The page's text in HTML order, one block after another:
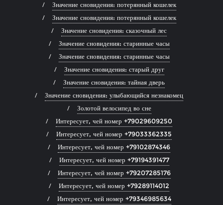
Значение сновидения: потерянный кошелек
Значение сновидения: потерянный кошелек
Значение сновидения: сказочный лес
Значение сновидения: старинные часы
Значение сновидения: старинные часы
Значение сновидения: старый друг
Значение сновидения: тайная дверь
Значение сновидения: улыбающийся незнакомец
Золотой велосипед во сне
Интересует, чей номер +79029609250
Интересует, чей номер +79033362335
Интересует, чей номер +79102874346
Интересует, чей номер +79194391477
Интересует, чей номер +79207285176
Интересует, чей номер +79289114012
Интересует, чей номер +79346985634